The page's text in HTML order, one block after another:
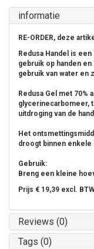
informatie
RE-ORDER, deze
Redusa Handel is
gebruik op handen
gebruik van water en
Redusa Gel met 70%
glycerinecarbomeer,
uitdroging van de
Het
droogt binnen
Gebruik:
Breng een kleine
Prijs € 19,39 excl.
Reviews (0)
Tags (0)